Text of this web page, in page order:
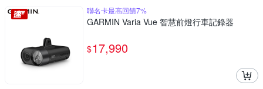
聯名卡最高回饋7%
GARMIN Varia Vue 智慧前燈行車記錄器
$17,990